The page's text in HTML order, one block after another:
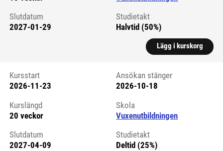
Slutdatum
2027-01-29
Studietakt
Halvtid (50%)
Lägg i kurskorg
Kursstart 6326823
Kursstart
2026-11-23
Ansökan stänger
2026-10-18
Kurslängd
20 veckor
Skola
Vuxenutbildningen
Slutdatum
2027-04-09
Studietakt
Deltid (25%)